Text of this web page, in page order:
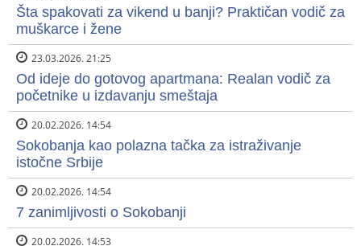
Šta spakovati za vikend u banji? Praktičan vodič za
muškarce i žene
23.03.2026. 21:25
Od ideje do gotovog apartmana: Realan vodič za
početnike u izdavanju smeštaja
20.02.2026. 14:54
Sokobanja kao polazna tačka za istraživanje
istočne Srbije
20.02.2026. 14:54
7 zanimljivosti o Sokobanji
20.02.2026. 14:53